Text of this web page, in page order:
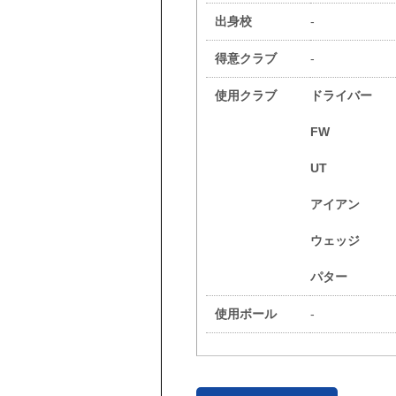
出身校 -
得意クラブ -
使用クラブ ドライバー
FW
UT
アイアン
ウェッジ
パター
使用ボール -